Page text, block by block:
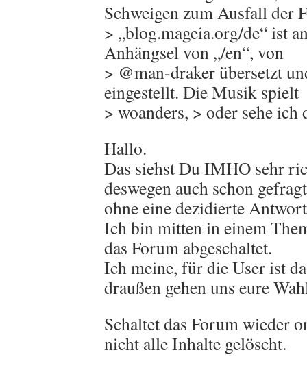
Schweigen zum Ausfall der
> „blog.mageia.org/de“ ist
Anhängsel von „/en“, von
> @man-draker übersetzt
eingestellt. Die Musik spielt
> woanders, > oder sehe ich
Hallo.
Das siehst Du IMHO sehr
deswegen auch schon
ohne eine dezidierte
Ich bin mitten in einem
das Forum abgeschaltet.
Ich meine, für die User ist
draußen gehen uns eure
Schaltet das Forum wieder
nicht alle Inhalte gelöscht.